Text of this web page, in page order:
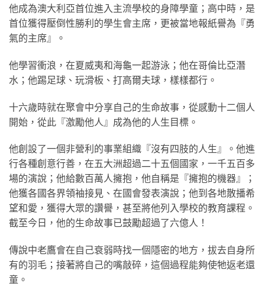
他成為澳大利亞首位進入主流學校的身障學童；高中時，是
首位獲得壓倒性勝利的學生會主席，更被當地報紙譽為『勇
氣的主席』。
他學習衝浪，在夏威夷和海龜一起游泳；他在哥倫比亞潛
水；他踢足球、玩滑板、打高爾夫球，樣樣都行。
十六歲時就在聚會中分享自己的生命故事，從感動十二個人
開始，從此『激勵他人』成為他的人生目標。
他創設了一個非營利的事業組織『沒有四肢的人生』。他進
行各種創意行善，在五大洲超過二十五個國家，一千五百多
場的演說；他給數百萬人擁抱，他自稱是『擁抱的機器』；
他獲各國各界領袖接見、在國會發表演說；他到各地散播希
望和愛，獲得大眾的讚譽，甚至將他列入學校的教育課程。
截至今日，他的生命故事已鼓勵超過了六億人！
傳說中老鷹會在自己衰弱時找一個隱密的地方，拔去自身所
有的羽毛；接著將自己的嘴敲碎，這個過程能夠使牠返老還
童。